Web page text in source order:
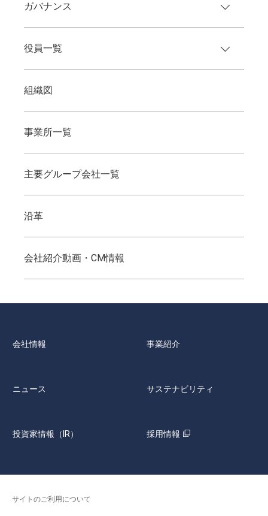
ガバナンス
役員一覧
組織図
事業所一覧
主要グループ会社一覧
沿革
会社紹介動画・CM情報
会社情報 事業紹介
ニュース サステナビリティ
投資家情報（IR） 採用情報
サイトのご利用について